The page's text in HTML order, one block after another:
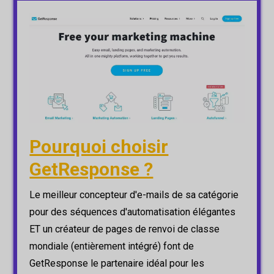
Pourquoi choisir
GetResponse ?
Le meilleur concepteur d'e-mails de sa catégorie
pour des séquences d'automatisation élégantes
ET un créateur de pages de renvoi de classe
mondiale (entièrement intégré) font de
GetResponse le partenaire idéal pour les